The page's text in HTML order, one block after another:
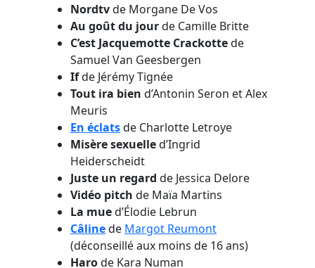
Nordtvde Morgane De Vos
Au goût du jourde Camille Britte
C’est Jacquemotte Crackottede
Samuel Van Geesbergen
Ifde Jérémy Tignée
Tout ira bien d’Antonin Seron et Alex
Meuris
En éclatsde Charlotte Letroye
Misère sexuelled’Ingrid
Heiderscheidt
Juste un regard de Jessica Delore
Vidéo pitch de Maïa Martins
La mued’Élodie Lebrun
Câlinede Margot Reumont
(déconseillé aux moins de 16 ans)
Harode Kara Numan